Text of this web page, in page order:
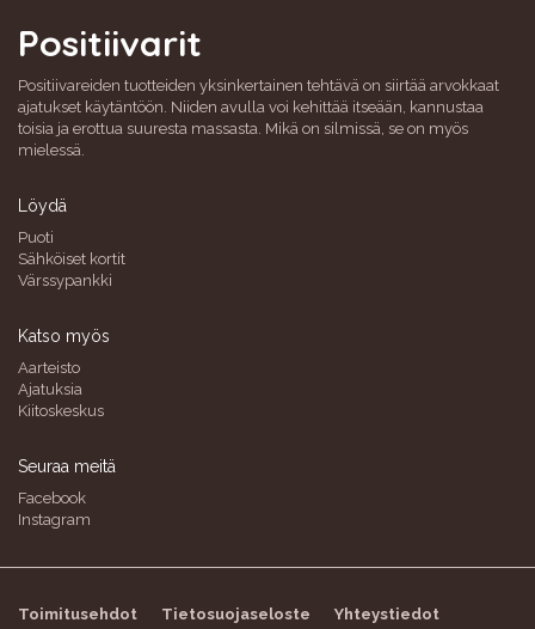
Positiivarit
Positiivareiden tuotteiden yksinkertainen tehtävä on siirtää arvokkaat
ajatukset käytäntöön. Niiden avulla voi kehittää itseään, kannustaa
toisia ja erottua suuresta massasta. Mikä on silmissä, se on myös
mielessä.
Löydä
Puoti
Sähköiset kortit
Värssypankki
Katso myös
Aarteisto
Ajatuksia
Kiitoskeskus
Seuraa meitä
Facebook
Instagram
Toimitusehdot Tietosuojaseloste Yhteystiedot